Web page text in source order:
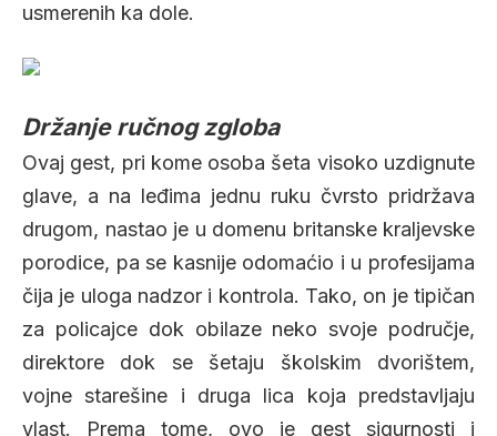
usmerenih ka dole.
Držanje ručnog zgloba
Ovaj gest, pri kome osoba šeta visoko uzdignute
glave, a na leđima jednu ruku čvrsto pridržava
drugom, nastao je u domenu britanske kraljevske
porodice, pa se kasnije odomaćio i u profesijama
čija je uloga nadzor i kontrola. Tako, on je tipičan
za policajce dok obilaze neko svoje područje,
direktore dok se šetaju školskim dvorištem,
vojne starešine i druga lica koja predstavljaju
vlast. Prema tome, ovo je gest sigurnosti i